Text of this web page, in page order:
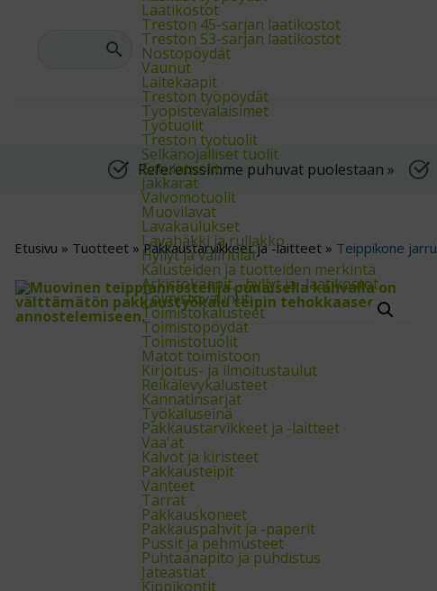
Laatikostot
Treston 45-sarjan laatikostot
Treston 53-sarjan laatikostot
Nostopöydät
Vaunut
Laitekaapit
Treston työpöydät
Työpistevalaisimet
Työtuolit
Treston työtuolit
Selkänojalliset tuolit
Satulatuolit
Jakkarat
Valvomotuolit
Muovilavat
Lavakaulukset
Lavahäkki ja rullakko
Hyllyt ja väliritilät
Kalusteiden ja tuotteiden merkintä
Arkistokaapit, -hyllyt ja -laatikostot
Toimistovaunut
Toimistokalusteet
Toimistopöydät
Toimistotuolit
Matot toimistoon
Kirjoitus- ja ilmoitustaulut
Reikälevykalusteet
Kannatinsarjat
Työkaluseinä
Pakkaustarvikkeet ja -laitteet
Vaa'at
Kalvot ja kiristeet
Pakkausteipit
Vanteet
Tarrat
Pakkauskoneet
Pakkauspahvit ja -paperit
Pussit ja pehmusteet
Puhtaanapito ja puhdistus
Jäteastiat
Kippikontit
Referenssimme puhuvat puolestaan »
Etusivu » Tuotteet » Pakkaustarvikkeet ja -laitteet » Teippikone